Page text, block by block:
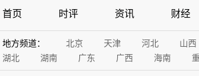
首页 时评 资讯 财经
地方频道： 北京 天津 河北 山西
湖北
湖南 广东 广西 海南